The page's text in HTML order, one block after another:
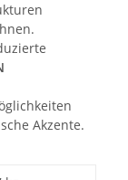
Akzente.